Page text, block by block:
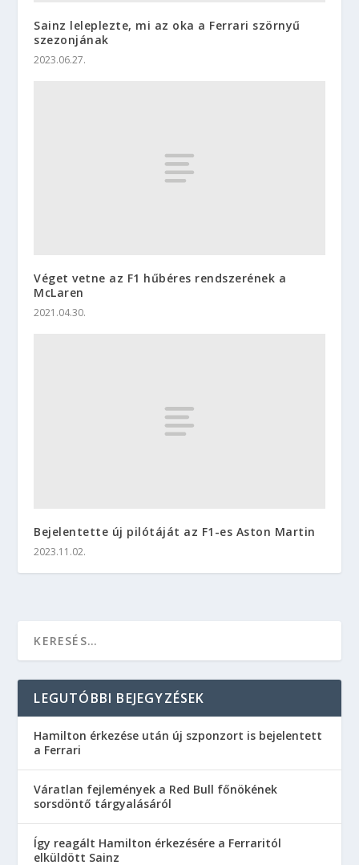
Sainz leleplezte, mi az oka a Ferrari szörnyű
szezonjának
2023.06.27.
Véget vetne az F1 hűbéres rendszerének a
McLaren
2021.04.30.
Bejelentette új pilótáját az F1-es Aston Martin
2023.11.02.
LEGUTÓBBI BEJEGYZÉSEK
Hamilton érkezése után új szponzort is bejelentett
a Ferrari
Váratlan fejlemények a Red Bull főnökének
sorsdöntő tárgyalásáról
Így reagált Hamilton érkezésére a Ferraritól
elküldött Sainz